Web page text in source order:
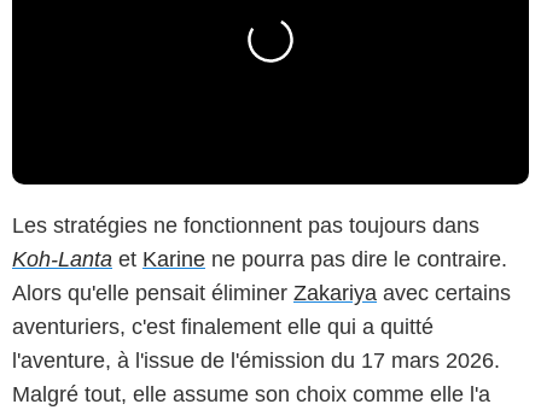
Les stratégies ne fonctionnent pas toujours dans
Koh-Lanta et Karine ne pourra pas dire le contraire.
Alors qu'elle pensait éliminer Zakariya avec certains
aventuriers, c'est finalement elle qui a quitté
l'aventure, à l'issue de l'émission du 17 mars 2026.
Malgré tout, elle assume son choix comme elle l'a